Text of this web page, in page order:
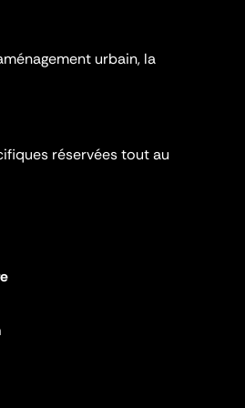
urbain, la
réservées tout au